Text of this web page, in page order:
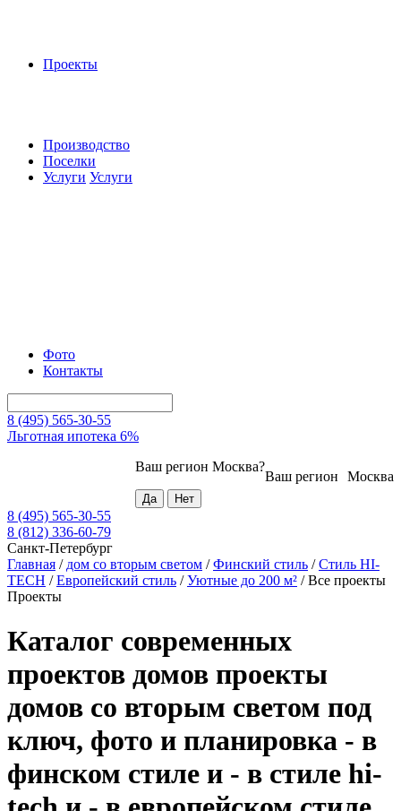
Проекты
Производство
Поселки
Услуги Услуги
Фото
Контакты
8 (495) 565-30-55
Льготная ипотека 6%
Москва
Ваш регион
Ваш регион Москва?
8 (495) 565-30-55
8 (812) 336-60-79
Санкт-Петербург
Главная / дом со вторым светом /Финский стиль /Стиль HI-
TECH /Европейский стиль /Уютные до 200 м² /Все проекты
Проекты
Каталог современных
проектов домов проекты
домов со вторым светом под
ключ, фото и планировка - в
финском стиле и - в стиле hi-